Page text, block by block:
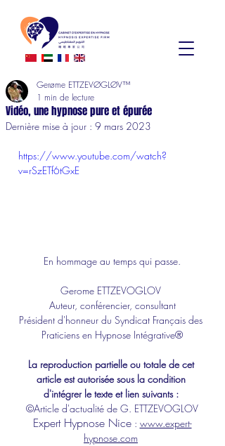
Vidéo, une hypnose pure et épurée
Gerøme ETTZEVØGLØV™
1 min de lecture
Dernière mise à jour : 9 mars 2023
https://www.youtube.com/watch?
v=rSzETf6tGxE
En hommage au temps qui passe.
Gerome ETTZEVOGLOV
Auteur, conférencier, consultant
Président d'honneur du Syndicat Français des
Praticiens en Hypnose Intégrative®
La reproduction partielle ou totale de cet
article est autorisée sous la condition
d'intégrer le texte et lien suivants :
©Article d'actualité de G. ETTZEVOGLOV
Expert Hypnose Nice : www.expert-
hypnose.com